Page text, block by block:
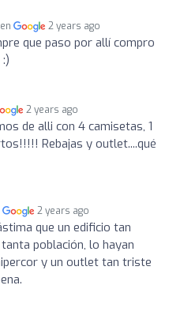
2 years ago
que paso por allí compro
2 years ago
de alli con 4 camisetas, 1
Rebajas y outlet....qué
2 years ago
que un edificio tan
población, lo hayan
y un outlet tan triste